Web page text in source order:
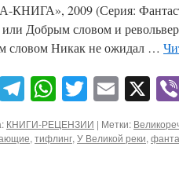
2009 (Серия:
или Добрым словом и
словом Никак не ожидал …
Facebook
Telegram
WhatsApp
Twitter
Email
X
КНИГИ-РЕЦЕНЗИИ | Метки:
,тифлинг,У Великой реки,